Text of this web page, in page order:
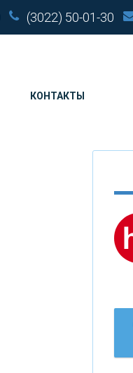
(3022) 50-01-30
КОНТАКТЫ